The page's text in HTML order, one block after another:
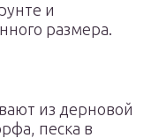
и
размера.
из дерновой
песка в